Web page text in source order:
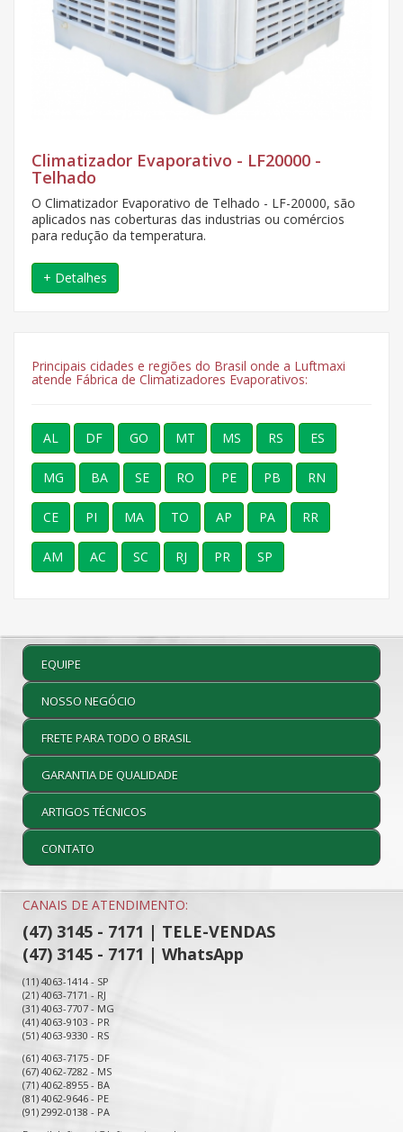
Climatizador Evaporativo - LF20000 -
Telhado
O Climatizador Evaporativo de Telhado - LF-20000, são
aplicados nas coberturas das industrias ou comércios
para redução da temperatura.
+ Detalhes
Principais cidades e regiões do Brasil onde a Luftmaxi
atende Fábrica de Climatizadores Evaporativos:
AL DF GO MT MS RS ES
MG BA SE RO PE PB RN
CE PI MA TO AP PA RR
AM AC SC RJ PR SP
EQUIPE
NOSSO NEGÓCIO
FRETE PARA TODO O BRASIL
GARANTIA DE QUALIDADE
ARTIGOS TÉCNICOS
CONTATO
CANAIS DE ATENDIMENTO:
(47) 3145 - 7171 | TELE-VENDAS
(47) 3145 - 7171 | WhatsApp
(11) 4063-1414 - SP
(21) 4063-7171 - RJ
(31) 4063-7707 - MG
(41) 4063-9103 - PR
(51) 4063-9330 - RS
(61) 4063-7175 - DF
(67) 4062-7282 - MS
(71) 4062-8955 - BA
(81) 4062-9646 - PE
(91) 2992-0138 - PA